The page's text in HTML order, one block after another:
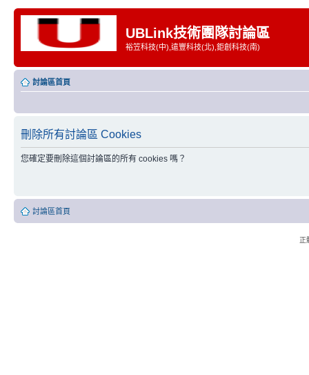
UBLink技術團隊討論區
裕笠科技(中),遠豐科技(北),鉅創科技(南)
討論區首頁
刪除所有討論區 Cookies
您確定要刪除這個討論區的所有 cookies 嗎？
討論區首頁
正